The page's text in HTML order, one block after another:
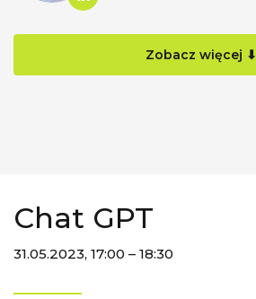
Zobacz więcej ⬇
Chat GPT
31.05.2023, 17:00 – 18:30